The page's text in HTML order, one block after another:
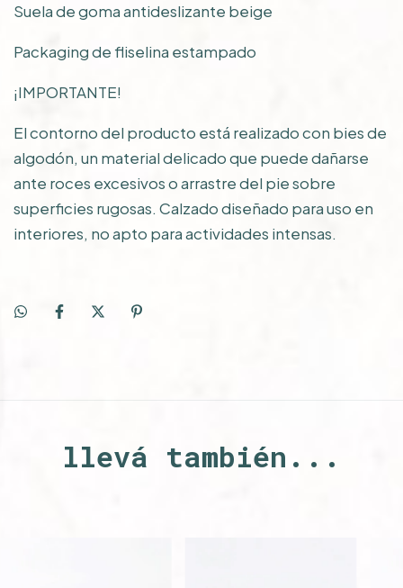
Suela de goma antideslizante beige
Packaging de fliselina estampado
¡IMPORTANTE!
El contorno del producto está realizado con bies de
algodón, un material delicado que puede dañarse
ante roces excesivos o arrastre del pie sobre
superficies rugosas. Calzado diseñado para uso en
interiores, no apto para actividades intensas.
llevá también...